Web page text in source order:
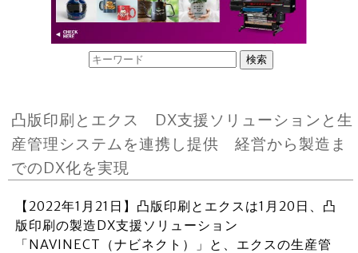
凸版印刷とエクス DX支援ソリューションと生
産管理システムを連携し提供 経営から製造ま
でのDX化を実現
【2022年1月21日】凸版印刷とエクスは1月20日、凸
版印刷の製造DX支援ソリューション
「NAVINECT（ナビネクト）」と、エクスの生産管